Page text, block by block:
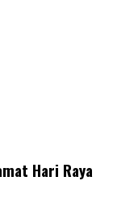
Hari Raya